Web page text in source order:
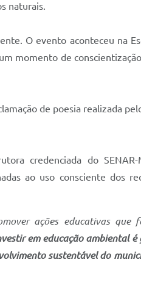
naturais.
O evento aconteceu na
momento de
de poesia realizada
credenciada do
ao uso consciente dos
ações educativas que
em educação ambiental
sustentável do